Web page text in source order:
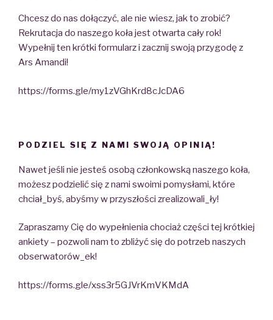
Chcesz do nas dołączyć, ale nie wiesz, jak to zrobić?
Rekrutacja do naszego koła jest otwarta cały rok!
Wypełnij ten krótki formularz i zacznij swoją przygodę z
Ars Amandi!
https://forms.gle/my1zVGhKrd8cJcDA6
PODZIEL SIĘ Z NAMI SWOJĄ OPINIĄ!
Nawet jeśli nie jesteś osobą członkowską naszego koła,
możesz podzielić się z nami swoimi pomysłami, które
chciał_byś, abyśmy w przyszłości zrealizowali_ły!
Zapraszamy Cię do wypełnienia chociaż części tej krótkiej
ankiety – pozwoli nam to zbliżyć się do potrzeb naszych
obserwatorów_ek!
https://forms.gle/xss3r5GJVrKmVKMdA